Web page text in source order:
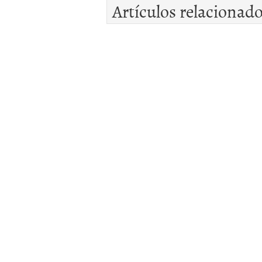
Artículos